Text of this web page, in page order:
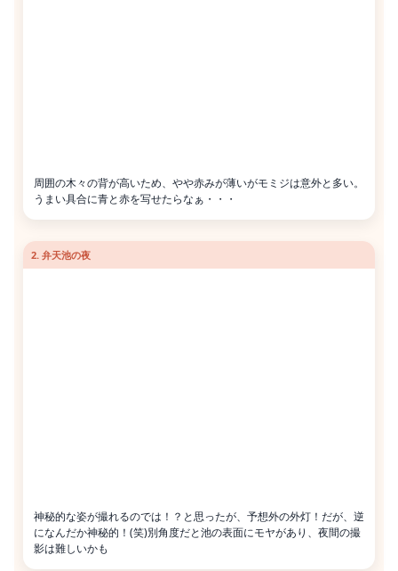
周囲の木々の背が高いため、やや赤みが薄いがモミジは意外と多い。
うまい具合に青と赤を写せたらなぁ・・・
2. 弁天池の夜
神秘的な姿が撮れるのでは！？と思ったが、予想外の外灯！だが、逆
になんだか神秘的！(笑)別角度だと池の表面にモヤがあり、夜間の撮
影は難しいかも